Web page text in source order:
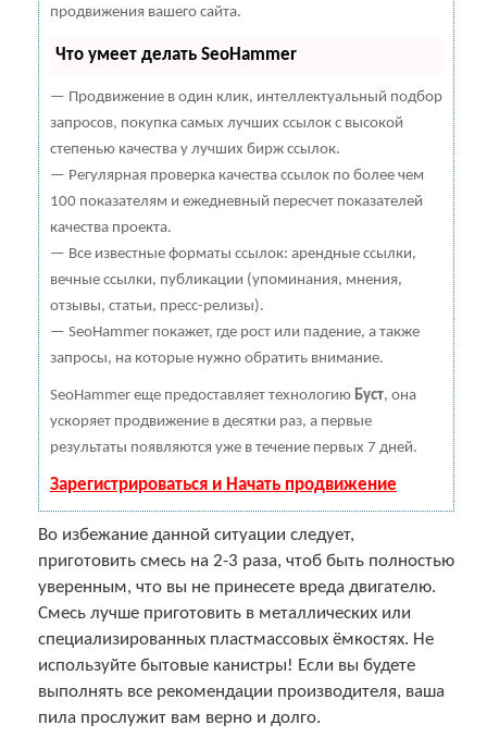
продвижения вашего сайта.
Что умеет делать SeoHammer
— Продвижение в один клик, интеллектуальный подбор
запросов, покупка самых лучших ссылок с высокой
степенью качества у лучших бирж ссылок.
— Регулярная проверка качества ссылок по более чем
100 показателям и ежедневный пересчет показателей
качества проекта.
— Все известные форматы ссылок: арендные ссылки,
вечные ссылки, публикации (упоминания, мнения,
отзывы, статьи, пресс-релизы).
— SeoHammer покажет, где рост или падение, а также
запросы, на которые нужно обратить внимание.
SeoHammer еще предоставляет технологию Буст, она
ускоряет продвижение в десятки раз, а первые
результаты появляются уже в течение первых 7 дней.
Зарегистрироваться и Начать продвижение
Во избежание данной ситуации следует,
приготовить смесь на 2-3 раза, чтоб быть полностью
уверенным, что вы не принесете вреда двигателю.
Смесь лучше приготовить в металлических или
специализированных пластмассовых ёмкостях. Не
используйте бытовые канистры! Если вы будете
выполнять все рекомендации производителя, ваша
пила прослужит вам верно и долго.